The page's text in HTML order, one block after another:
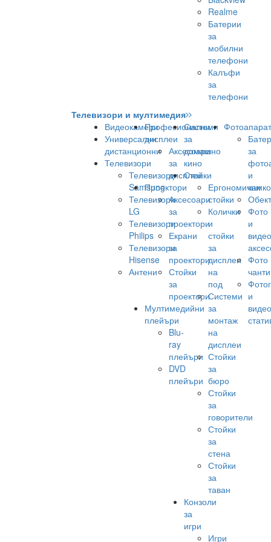
Realme
Батерии
за
мобилни
телефони
Калъфи
за
телефони
Телевизори и мултимедия
Видеокамери
Универсални
дистанционни
Телевизори
Телевизори
Samsung
Телевизори
LG
Телевизори
Philips
Телевизори
Hisense
Антени
Професионални
дисплеи
Аксесоари
за
дисплеи
Проектори
Аксесоари
за
проектори
Екрани
за
проектори
Стойки
за
проектори
Мултимедийни
плейъри
Blu-
ray
плейъри
DVD
плейъри
Системи
за
домашно
кино
Стойки
Ергономични
стойки
Колички
и
стойки
за
дисплеи
на
под
Системи
за
монтаж
на
дисплеи
Стойки
за
бюро
Стойки
за
говорители
Стойки
за
стена
Стойки
за
таван
Конзоли
за
игри
Игри
за
и
Фото
и
видео
Фото
чанти
и
видео